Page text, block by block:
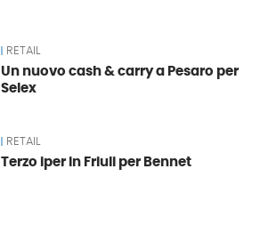
RETAIL
Un nuovo cash & carry a Pesaro per
Selex
RETAIL
Terzo iper in Friuli per Bennet